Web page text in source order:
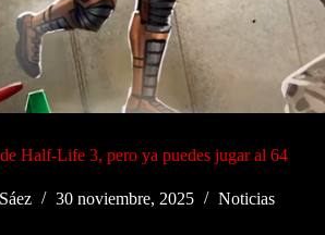
Half-Life 3, pero ya puedes jugar al 64
30 noviembre, 2025 Noticias